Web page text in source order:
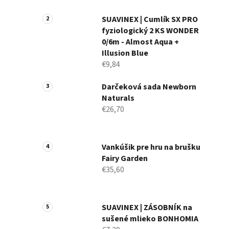
n
SUAVINEX | Cumlík SX PRO
fyziologický 2 KS WONDER
0/6m - Almost Aqua +
Illusion Blue
€9,84
Darčeková sada Newborn
Naturals
€26,70
Vankúšik pre hru na brušku
Fairy Garden
€35,60
SUAVINEX | ZÁSOBNÍK na
sušené mlieko BONHOMIA